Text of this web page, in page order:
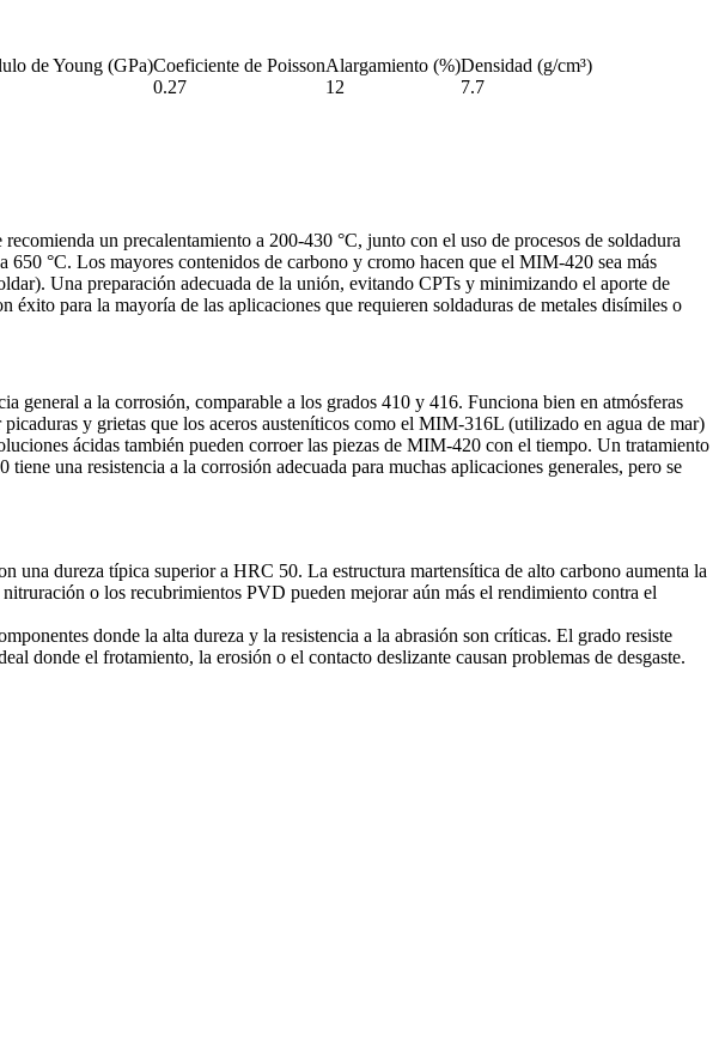
de Young (GPa)Coeficiente de PoissonAlargamiento (%)Densidad (g/cm³)
0.27 12 7.7
un precalentamiento a 200-430 °C, junto con el uso de procesos de soldadura
°C. Los mayores contenidos de carbono y cromo hacen que el MIM-420 sea más
Una preparación adecuada de la unión, evitando CPTs y minimizando el aporte de
para la mayoría de las aplicaciones que requieren soldaduras de metales disímiles o
a la corrosión, comparable a los grados 410 y 416. Funciona bien en atmósferas
y grietas que los aceros austeníticos como el MIM-316L (utilizado en agua de mar)
ácidas también pueden corroer las piezas de MIM-420 con el tiempo. Un tratamiento
una resistencia a la corrosión adecuada para muchas aplicaciones generales, pero se
una dureza típica superior a HRC 50. La estructura martensítica de alto carbono aumenta la
nitruración o los recubrimientos PVD pueden mejorar aún más el rendimiento contra el
donde la alta dureza y la resistencia a la abrasión son críticas. El grado resiste
donde el frotamiento, la erosión o el contacto deslizante causan problemas de desgaste.